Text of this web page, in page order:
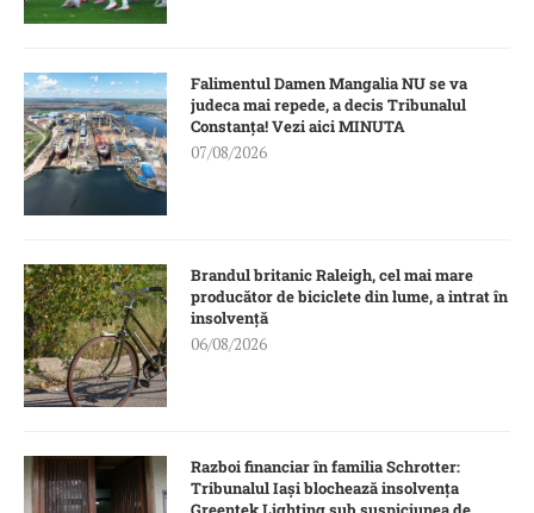
Falimentul Damen Mangalia NU se va
judeca mai repede, a decis Tribunalul
Constanța! Vezi aici MINUTA
07/08/2026
Brandul britanic Raleigh, cel mai mare
producător de biciclete din lume, a intrat în
insolvență
06/08/2026
Razboi financiar în familia Schrotter:
Tribunalul Iași blochează insolvența